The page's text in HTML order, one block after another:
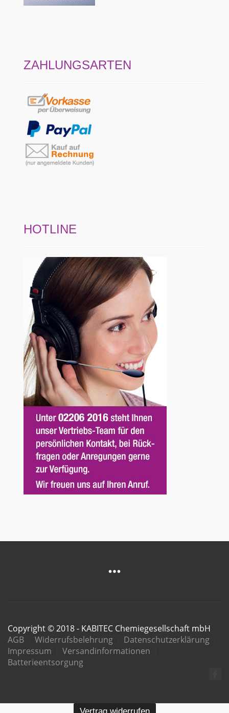
ZAHLUNGSARTEN
HOTLINE
Copyright © 2018 - KABITEC Chemiegesellschaft mbH
AGB
Widerrufsbelehrung
Datenschutzerklärung
Impressum
Versandinformationen
Batterieentsorgung